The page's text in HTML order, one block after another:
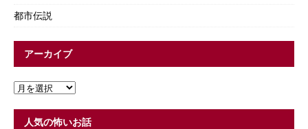
都市伝説
アーカイブ
人気の怖いお話